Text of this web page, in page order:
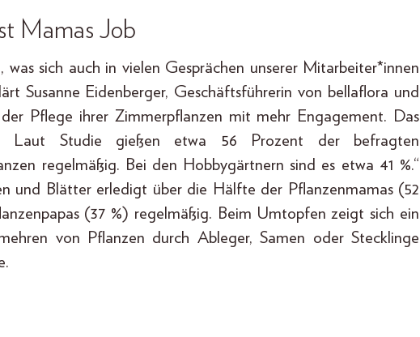
Mamas Job
sich auch in vielen Gesprächen unserer Mitarbeiter*innen
Susanne Eidenberger, Geschäftsführerin von bellaflora und
Pflege ihrer Zimmerpflanzen mit mehr Engagement. Das
Laut Studie gießen etwa 56 Prozent der befragten
regelmäßig. Bei den Hobbygärtnern sind es etwa 41 %.“
und Blätter erledigt über die Hälfte der Pflanzenmamas (52
(37 %) regelmäßig. Beim Umtopfen zeigt sich ein
von Pflanzen durch Ableger, Samen oder Stecklinge